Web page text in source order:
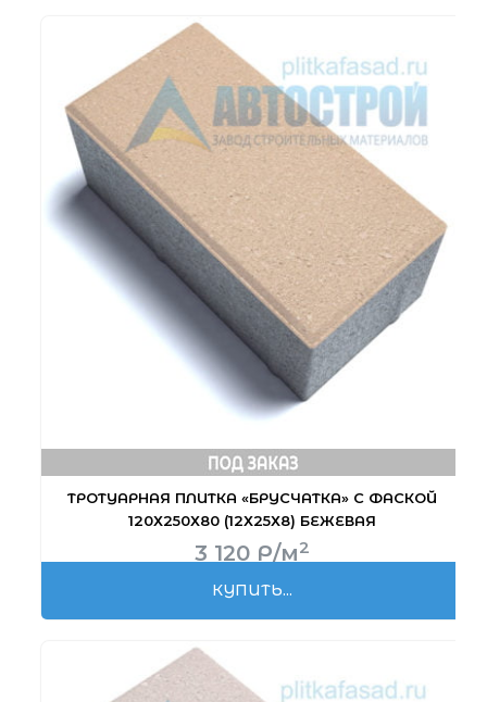
ТРОТУАРНАЯ ПЛИТКА «БРУСЧАТКА» С ФАСКОЙ
120Х250Х80 (12Х25Х8) БЕЖЕВАЯ
3 120 Р/м2
КУПИТЬ...